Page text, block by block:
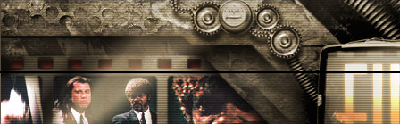
Hyppää pääsisältöön